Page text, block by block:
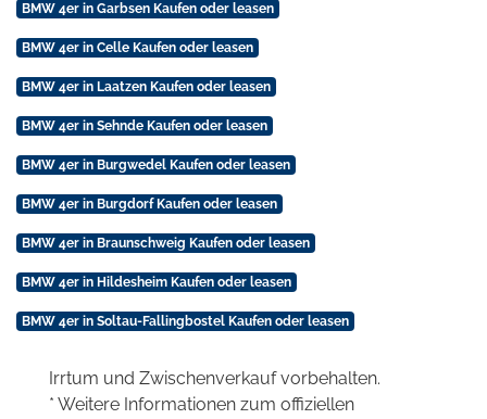
BMW 4er in Garbsen Kaufen oder leasen
BMW 4er in Celle Kaufen oder leasen
BMW 4er in Laatzen Kaufen oder leasen
BMW 4er in Sehnde Kaufen oder leasen
BMW 4er in Burgwedel Kaufen oder leasen
BMW 4er in Burgdorf Kaufen oder leasen
BMW 4er in Braunschweig Kaufen oder leasen
BMW 4er in Hildesheim Kaufen oder leasen
BMW 4er in Soltau-Fallingbostel Kaufen oder leasen
Irrtum und Zwischenverkauf vorbehalten.
* Weitere Informationen zum offiziellen